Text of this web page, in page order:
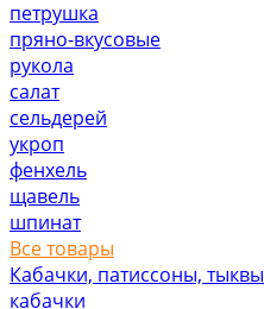
петрушка
пряно-вкусовые
рукола
салат
сельдерей
укроп
фенхель
щавель
шпинат
Все товары
Кабачки, патиссоны, тыквы
кабачки